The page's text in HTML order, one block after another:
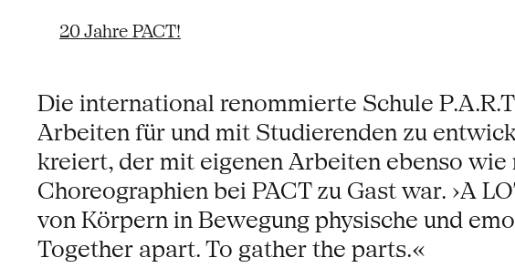
20 Jahre PACT!
Die international renommierte Schule
Arbeiten für und mit Studierenden zu
kreiert, der mit eigenen Arbeiten ebenso
Choreographien bei PACT zu Gast war. ›A
von Körpern in Bewegung physische und
Together apart. To gather the parts.«